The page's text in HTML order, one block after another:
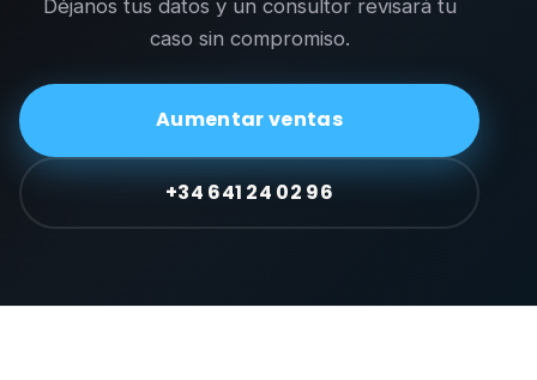
Déjanos tus datos y un consultor revisará tu
caso sin compromiso.
Aumentar ventas
+34 641 24 02 96